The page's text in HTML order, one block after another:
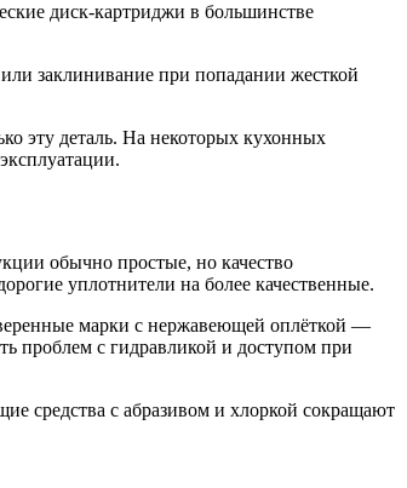
диск-картриджи в большинстве
заклинивание при попадании жесткой
эту деталь. На некоторых кухонных
обычно простые, но качество
уплотнители на более качественные.
марки с нержавеющей оплёткой —
проблем с гидравликой и доступом при
средства с абразивом и хлоркой сокращают